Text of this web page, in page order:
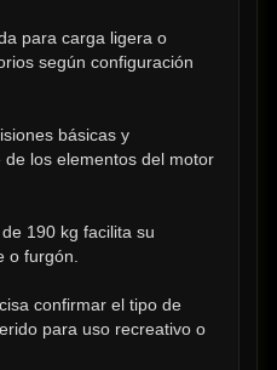
para carga ligera o
según configuración
básicas y
los elementos del motor
190 kg facilita su
o furgón.
confirmar el tipo de
para uso recreativo o